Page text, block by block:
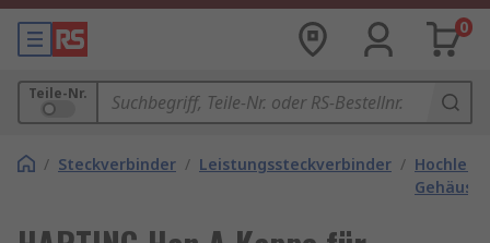
0
Teile-Nr.
/ Steckverbinder / Leistungssteckverbinder /
Gehäuse